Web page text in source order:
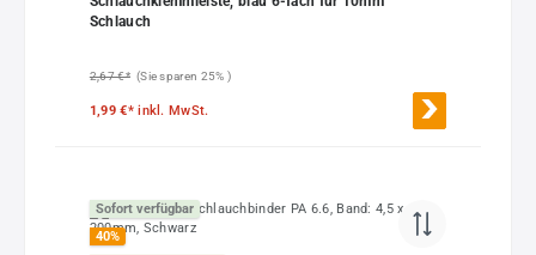
Schlauch
2,67 €* (Sie sparen 25% )
1,99 €*inkl. MwSt.
Sofort verfügbar
40%